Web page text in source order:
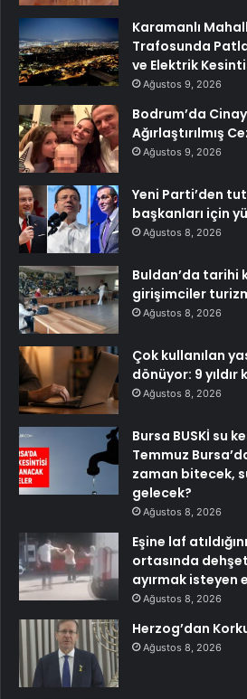
Karamanlı
Trafosunda
ve Elektrik
Ağustos 9, 2026
Bodrum’da
Ağırlaştırılmış
Ağustos 9, 2026
Yeni Parti’den
başkanları için
Ağustos 8, 2026
Buldan’da tarihi
girişimciler
Ağustos 8, 2026
Çok kullanılan
dönüyor: 9 yıldır
Ağustos 8, 2026
Bursa BUSKİ su
Temmuz
zaman bitecek,
gelecek?
Ağustos 8, 2026
Eşine laf
ortasında
ayırmak isteyen
Ağustos 8, 2026
Herzog’dan
Ağustos 8, 2026